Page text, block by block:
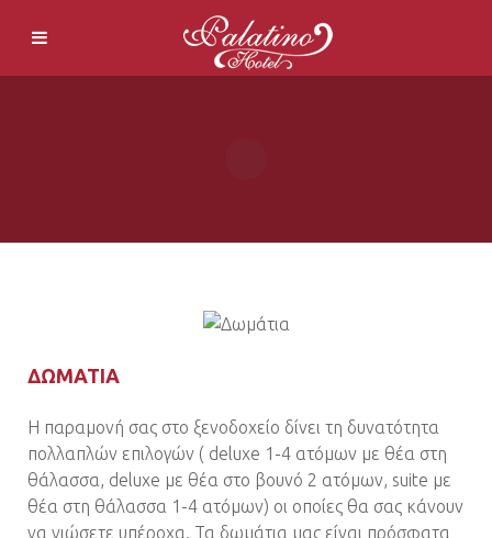
ΔΩΜΑΤΙΑ
Η παραμονή σας στο ξενοδοχείο δίνει τη δυνατότητα
πολλαπλών επιλογών ( deluxe 1-4 ατόμων με θέα στη
θάλασσα, deluxe με θέα στο βουνό 2 ατόμων, suite με
θέα στη θάλασσα 1-4 ατόμων) οι οποίες θα σας κάνουν
να νιώσετε υπέροχα. Τα δωμάτια μας είναι πρόσφατα